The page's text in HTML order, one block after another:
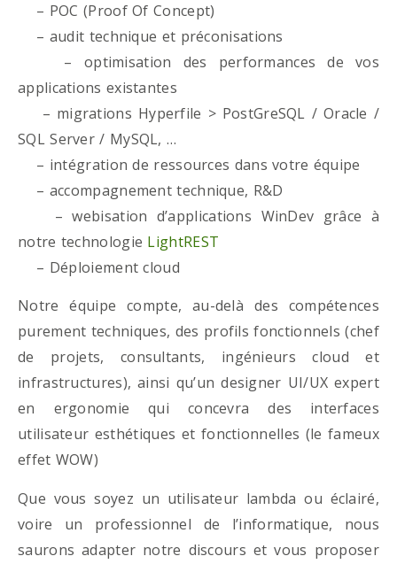
– POC (Proof Of Concept)
– audit technique et préconisations
– optimisation des performances de vos
applications existantes
– migrations Hyperfile > PostGreSQL / Oracle /
SQL Server / MySQL, …
– intégration de ressources dans votre équipe
– accompagnement technique, R&D
– webisation d’applications WinDev grâce à
notre technologie LightREST
– Déploiement cloud
Notre équipe compte, au-delà des compétences
purement techniques, des profils fonctionnels (chef
de projets, consultants, ingénieurs cloud et
infrastructures), ainsi qu’un designer UI/UX expert
en ergonomie qui concevra des interfaces
utilisateur esthétiques et fonctionnelles (le fameux
effet WOW)
Que vous soyez un utilisateur lambda ou éclairé,
voire un professionnel de l’informatique, nous
saurons adapter notre discours et vous proposer